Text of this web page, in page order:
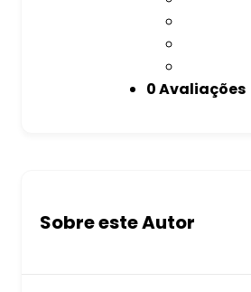
0 Avaliações
Sobre este Autor